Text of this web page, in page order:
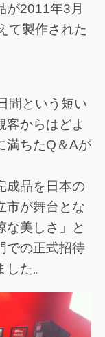
が2011年3月
て製作された
間という短い
客からはどよ
満ちたQ＆Aが
成品を日本の
市が舞台とな
な美しさ」と
での正式招待
た。